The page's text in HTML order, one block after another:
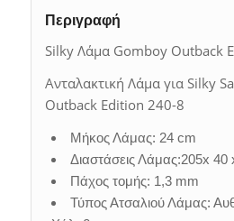
Περιγραφή
Silky Λάμα Gomboy Outback
Ανταλακτική Λάμα για Silky
Outback Edition 240-8
Μήκος Λάμας: 24 cm
Διαστάσεις Λάμας:205x 40
Πάχος τομής: 1,3 mm
Τύπος Ατσαλιού Λάμας: